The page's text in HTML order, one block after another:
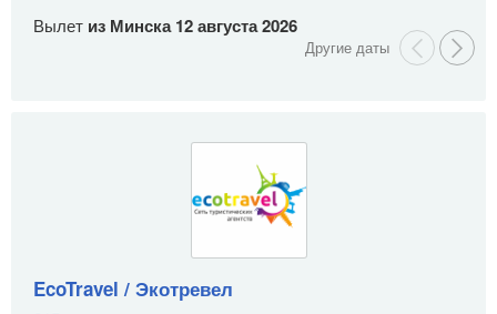
Вылет из Минска12 августа 2026
EcoTravel / Экотревел